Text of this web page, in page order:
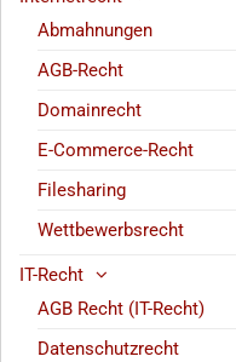
Abmahnungen
AGB-Recht
Domainrecht
E-Commerce-Recht
Filesharing
Wettbewerbsrecht
IT-Recht
AGB Recht (IT-Recht)
Datenschutzrecht